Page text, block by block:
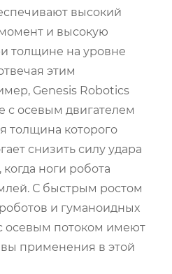
высокий
и высокую
толщине на уровне
этим
Genesis Robotics
с осевым двигателем
толщина которого
снизить силу удара
ноги робота
С быстрым ростом
и гуманоидных
осевым потоком имеют
применения в этой